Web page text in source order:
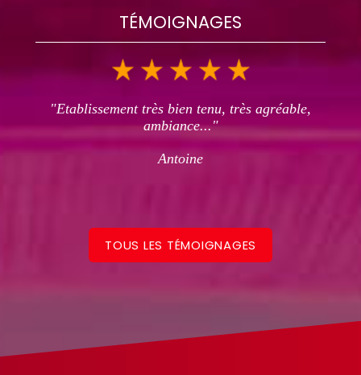
TÉMOIGNAGES
"Etablissement très bien tenu, très agréable,
ambiance..."
Antoine
TOUS LES TÉMOIGNAGES